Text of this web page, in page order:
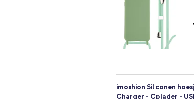
imoshion Siliconen
Charger - Oplader -